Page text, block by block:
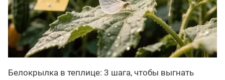
Белокрылка в теплице: 3 шага, чтобы выгнать